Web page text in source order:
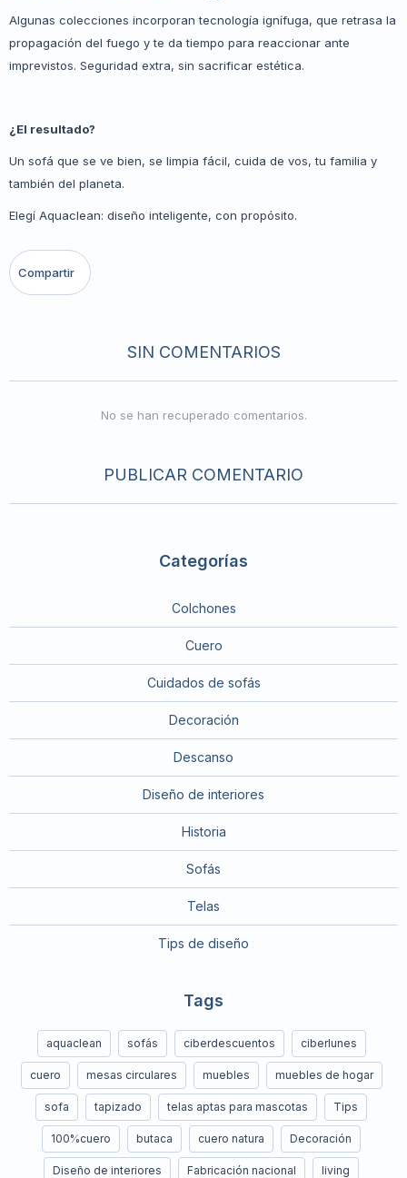
Algunas colecciones incorporan tecnología ignífuga, que retrasa la
propagación del fuego y te da tiempo para reaccionar ante
imprevistos. Seguridad extra, sin sacrificar estética.
¿El resultado?
Un sofá que se ve bien, se limpia fácil, cuida de vos, tu familia y
también del planeta.
Elegí Aquaclean: diseño inteligente, con propósito.
SIN COMENTARIOS
No se han recuperado comentarios.
PUBLICAR COMENTARIO
Categorías
Colchones
Cuero
Cuidados de sofás
Decoración
Descanso
Diseño de interiores
Historia
Sofás
Telas
Tips de diseño
Tags
aquaclean sofás ciberdescuentos ciberlunes
cuero mesas circulares muebles muebles de hogar
sofa tapizado telas aptas para mascotas Tips
100%cuero butaca cuero natura Decoración
Diseño de interiores Fabricación nacional living